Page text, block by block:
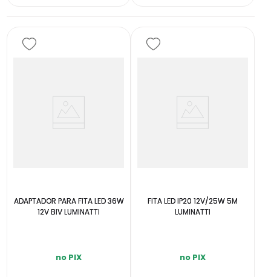
ADAPTADOR PARA FITA LED 36W
12V BIV LUMINATTI
no PIX
FITA LED IP20 12V/25W 5M
LUMINATTI
no PIX